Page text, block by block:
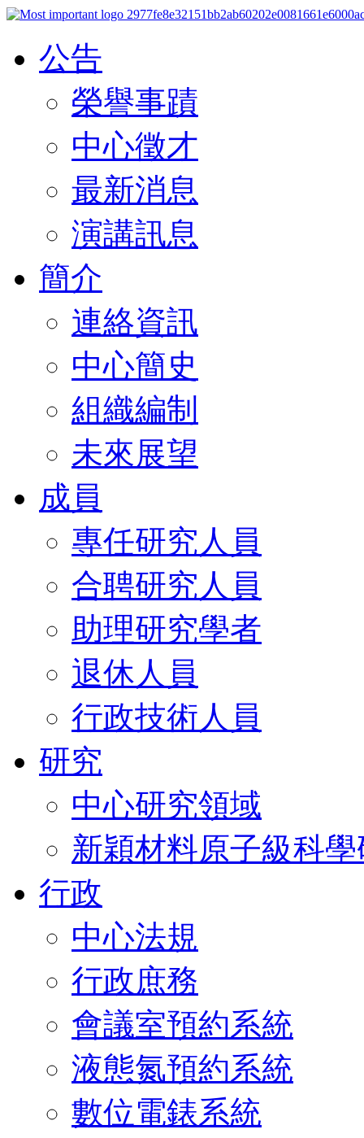
公告
榮譽事蹟
中心徵才
最新消息
演講訊息
簡介
連絡資訊
中心簡史
組織編制
未來展望
成員
專任研究人員
合聘研究人員
助理研究學者
退休人員
行政技術人員
研究
中心研究領域
新穎材料原子級科
行政
中心法規
行政庶務
會議室預約系統
液態氮預約系統
數位電錶系統